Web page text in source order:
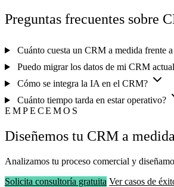
Preguntas frecuentes sobre
Cuánto cuesta un CRM a medida frente
Puedo migrar los datos de mi CRM
Cómo se integra la IA en el CRM?
Cuánto tiempo tarda en estar operativo?
EMPECEMOS
Diseñemos tu CRM a medida
Analizamos tu proceso comercial y
Solicita consultoría gratuita Ver casos de